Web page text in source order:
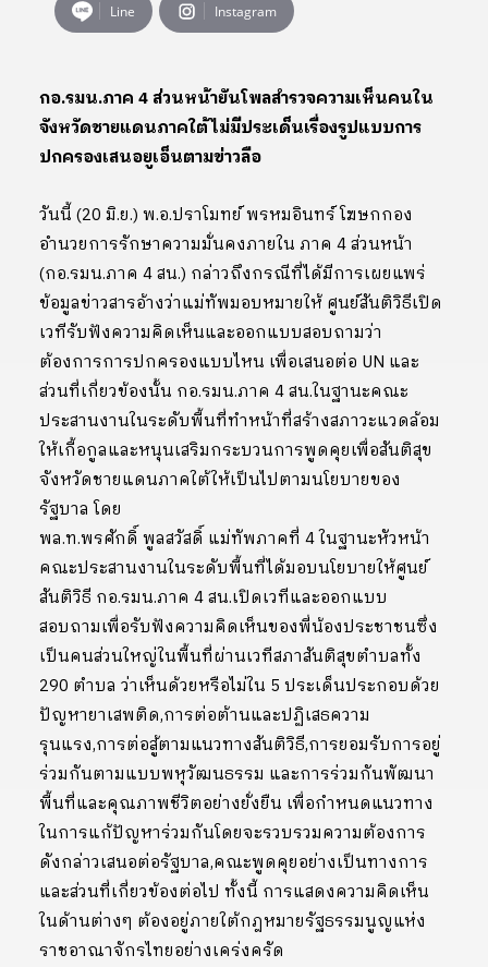
Line Instagram
กอ.รมน.ภาค 4 ส่วนหน้ายันโพลสำรวจความเห็นคนใน
จังหวัดชายแดนภาคใต้ไม่มีประเด็นเรื่องรูปแบบการ
ปกครองเสนอยูเอ็นตามข่าวลือ
วันนี้ (20 มิ.ย.) พ.อ.ปราโมทย์ พรหมอินทร์ โฆษกกอง
อำนวยการรักษาความมั่นคงภายใน ภาค 4 ส่วนหน้า
(กอ.รมน.ภาค 4 สน.) กล่าวถึงกรณีที่ได้มีการเผยแพร่
ข้อมูลข่าวสารอ้างว่าแม่ทัพมอบหมายให้ ศูนย์สันติวิธีเปิด
เวทีรับฟังความคิดเห็นและออกแบบสอบถามว่า
ต้องการการปกครองแบบไหน เพื่อเสนอต่อ UN และ
ส่วนที่เกี่ยวข้องนั้น กอ.รมน.ภาค 4 สน.ในฐานะคณะ
ประสานงานในระดับพื้นที่ทำหน้าที่สร้างสภาวะแวดล้อม
ให้เกื้อกูลและหนุนเสริมกระบวนการพูดคุยเพื่อสันติสุข
จังหวัดชายแดนภาคใต้ให้เป็นไปตามนโยบายของ
รัฐบาล โดย
พล.ท.พรศักดิ์ พูลสวัสดิ์ แม่ทัพภาคที่ 4 ในฐานะหัวหน้า
คณะประสานงานในระดับพื้นที่ได้มอบนโยบายให้ศูนย์
สันติวิธี กอ.รมน.ภาค 4 สน.เปิดเวทีและออกแบบ
สอบถามเพื่อรับฟังความคิดเห็นของพี่น้องประชาชนซึ่ง
เป็นคนส่วนใหญ่ในพื้นที่ผ่านเวทีสภาสันติสุขตำบลทั้ง
290 ตำบล ว่าเห็นด้วยหรือไม่ใน 5 ประเด็นประกอบด้วย
ปัญหายาเสพติด,การต่อต้านและปฏิเสธความ
รุนแรง,การต่อสู้ตามแนวทางสันติวิธี,การยอมรับการอยู่
ร่วมกันตามแบบพหุวัฒนธรรม และการร่วมกันพัฒนา
พื้นที่และคุณภาพชีวิตอย่างยั่งยืน เพื่อกำหนดแนวทาง
ในการแก้ปัญหาร่วมกันโดยจะรวบรวมความต้องการ
ดังกล่าวเสนอต่อรัฐบาล,คณะพูดคุยอย่างเป็นทางการ
และส่วนที่เกี่ยวข้องต่อไป ทั้งนี้ การแสดงความคิดเห็น
ในด้านต่างๆ ต้องอยู่ภายใต้กฎหมายรัฐธรรมนูญแห่ง
ราชอาณาจักรไทยอย่างเคร่งครัด